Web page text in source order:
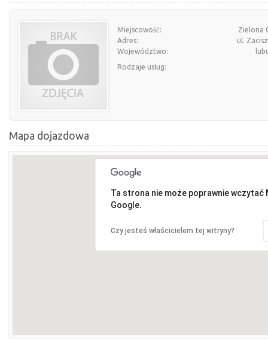
Miejscowość:
Zielona
Adres:
ul.
Województwo:
Rodzaje usług:
Mapa dojazdowa
Ta strona nie może poprawnie wczytać
Google.
Czy jesteś właścicielem tej witryny?